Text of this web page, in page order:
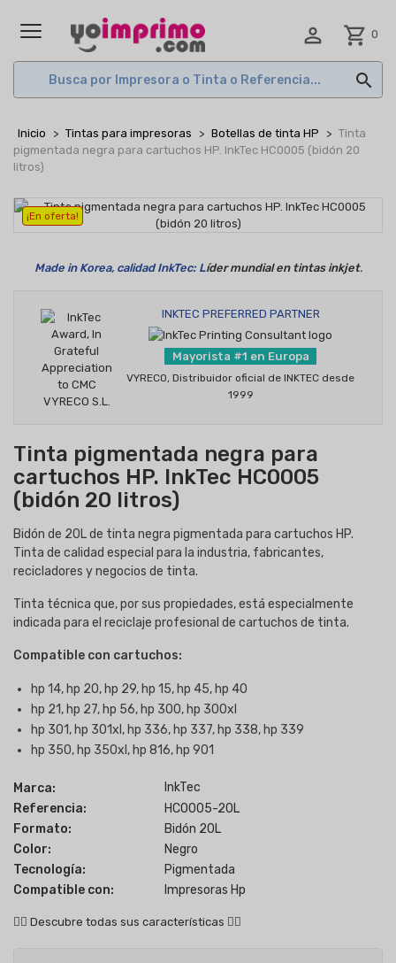
 shopping_cart 0

Inicio Tintas para impresoras Botellas de tinta HP
Tinta
pigmentada negra para cartuchos HP. InkTec HC0005 (bidón 20
litros)
¡En oferta!
Made in Korea, calidad InkTec: Líder mundial en tintas inkjet.
INKTEC PREFERRED PARTNER
Mayorista #1 en Europa
VYRECO, Distribuidor oficial de INKTEC desde
1999
Tinta pigmentada negra para
cartuchos HP. InkTec HC0005
(bidón 20 litros)
Bidón de 20L de tinta negra pigmentada para cartuchos HP.
Tinta de calidad especial para la industria, fabricantes,
recicladores y negocios de tinta.
Tinta técnica que, por sus propiedades, está especialmente
indicada para el reciclaje profesional de cartuchos de tinta.
Compatible con cartuchos:
hp 14, hp 20, hp 29, hp 15, hp 45, hp 40
hp 21, hp 27, hp 56, hp 300, hp 300xl
hp 301, hp 301xl, hp 336, hp 337, hp 338, hp 339
hp 350, hp 350xl, hp 816, hp 901
Marca:
InkTec
Referencia:
HC0005-20L
Formato:
Bidón 20L
Color:
Negro
Tecnología:
Pigmentada
Compatible con:
Impresoras Hp
👇🏻 Descubre todas sus características 👇🏻